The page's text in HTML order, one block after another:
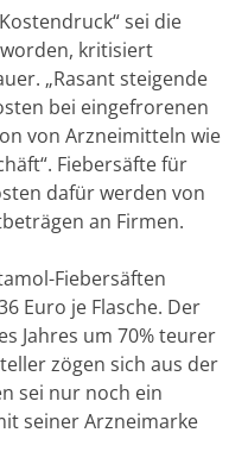
sei die
kritisiert
„Rasant steigende
bei eingefrorenen
von Arzneimitteln wie
Fiebersäfte für
dafür werden von
an Firmen.
Fiebersäften
Euro je Flasche. Der
Jahres um 70% teurer
zögen sich aus der
sei nur noch ein
seiner Arzneimarke